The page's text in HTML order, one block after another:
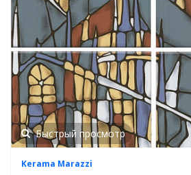
Быстрый просмотр
Kerama Marazzi